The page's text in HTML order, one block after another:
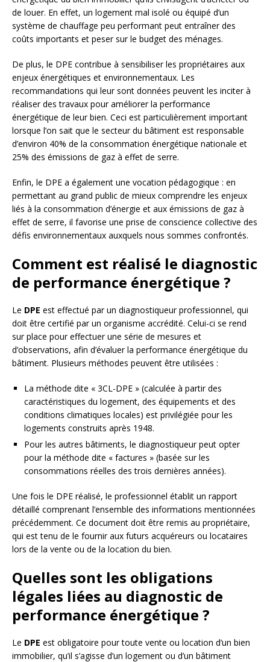
de louer. En effet, un logement mal isolé ou équipé d’un
système de chauffage peu performant peut entraîner des
coûts importants et peser sur le budget des ménages.
De plus, le DPE contribue à sensibiliser les propriétaires aux
enjeux énergétiques et environnementaux. Les
recommandations qui leur sont données peuvent les inciter à
réaliser des travaux pour améliorer la performance
énergétique de leur bien. Ceci est particulièrement important
lorsque l’on sait que le secteur du bâtiment est responsable
d’environ 40% de la consommation énergétique nationale et
25% des émissions de gaz à effet de serre.
Enfin, le DPE a également une vocation pédagogique : en
permettant au grand public de mieux comprendre les enjeux
liés à la consommation d’énergie et aux émissions de gaz à
effet de serre, il favorise une prise de conscience collective des
défis environnementaux auxquels nous sommes confrontés.
Comment est réalisé le diagnostic
de performance énergétique ?
Le DPE est effectué par un diagnostiqueur professionnel, qui
doit être certifié par un organisme accrédité. Celui-ci se rend
sur place pour effectuer une série de mesures et
d’observations, afin d’évaluer la performance énergétique du
bâtiment. Plusieurs méthodes peuvent être utilisées :
La méthode dite « 3CL-DPE » (calculée à partir des
caractéristiques du logement, des équipements et des
conditions climatiques locales) est privilégiée pour les
logements construits après 1948.
Pour les autres bâtiments, le diagnostiqueur peut opter
pour la méthode dite « factures » (basée sur les
consommations réelles des trois dernières années).
Une fois le DPE réalisé, le professionnel établit un rapport
détaillé comprenant l’ensemble des informations mentionnées
précédemment. Ce document doit être remis au propriétaire,
qui est tenu de le fournir aux futurs acquéreurs ou locataires
lors de la vente ou de la location du bien.
Quelles sont les obligations
légales liées au diagnostic de
performance énergétique ?
Le DPE est obligatoire pour toute vente ou location d’un bien
immobilier, qu’il s’agisse d’un logement ou d’un bâtiment